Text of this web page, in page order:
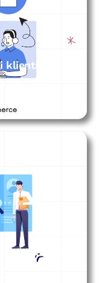
klienta –
menadżera